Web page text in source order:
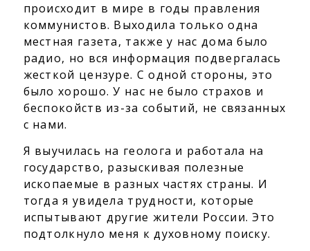
происходит в мире в годы правления
коммунистов. Выходила только одна
местная газета, также у нас дома было
радио, но вся информация подвергалась
жесткой цензуре. С одной стороны, это
было хорошо. У нас не было страхов и
беспокойств из-за событий, не связанных
с нами.
Я выучилась на геолога и работала на
государство, разыскивая полезные
ископаемые в разных частях страны. И
тогда я увидела трудности, которые
испытывают другие жители России. Это
подтолкнуло меня к духовному поиску.